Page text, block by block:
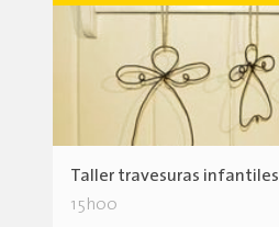
Taller travesuras infantiles
15h00